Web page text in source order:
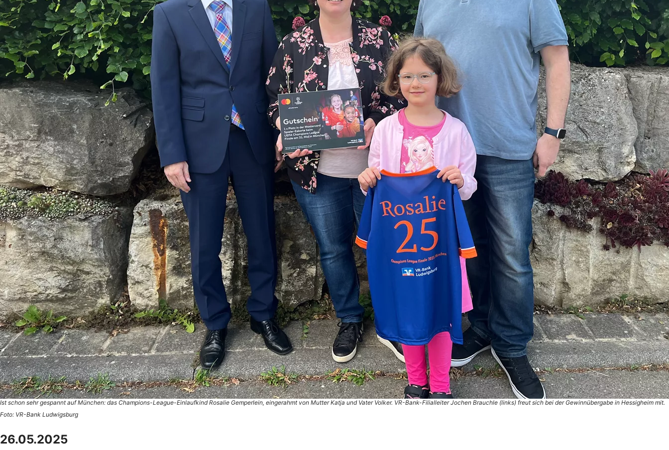
Ist schon sehr gespannt auf München: das Champions-League-Einlaufkind Rosalie Gemperlein, eingerahmt von Mutter Katja und Vater Volker. VR-Bank-Filialleiter Jochen Brauchle (links) freut sich bei der Gewinnübergabe in Hessigheim mit.
Foto: VR-Bank Ludwigsburg
26.05.2025